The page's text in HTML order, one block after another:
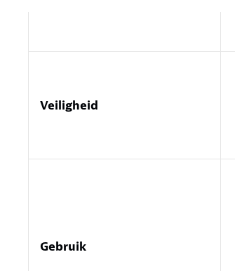
Veiligheid
Gebruik